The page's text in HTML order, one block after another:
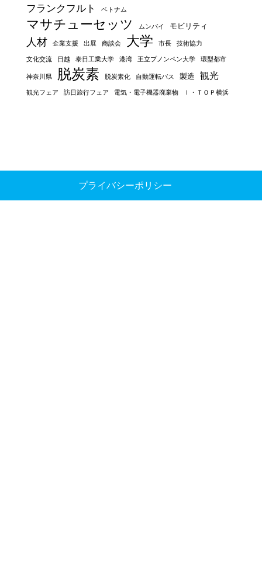
フランクフルト ベトナム
マサチューセッツ ムンバイ モビリティ
人材 企業支援 出展 商談会 大学 市長 技術協力
文化交流 日越 泰日工業大学 港湾 王立プノンペン大学 環型都市
神奈川県 脱炭素 脱炭素化 自動運転バス 製造 観光
観光フェア 訪日旅行フェア 電気・電子機器廃棄物 Ｉ・ＴＯＰ横浜
プライバシーポリシー